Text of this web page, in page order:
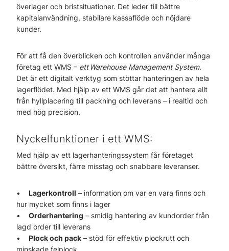
överlager och bristsituationer. Det leder till bättre
kapitalanvändning, stabilare kassaflöde och nöjdare
kunder.
För att få den överblicken och kontrollen använder många
företag ett WMS – ett Warehouse Management System.
Det är ett digitalt verktyg som stöttar hanteringen av hela
lagerflödet. Med hjälp av ett WMS går det att hantera allt
från hyllplacering till packning och leverans – i realtid och
med hög precision.
Nyckelfunktioner i ett WMS:
Med hjälp av ett lagerhanteringssystem får företaget
bättre översikt, färre misstag och snabbare leveranser.
• Lagerkontroll – information om var en vara finns och
hur mycket som finns i lager
• Orderhantering – smidig hantering av kundorder från
lagd order till leverans
• Plock och pack – stöd för effektiv plockrutt och
minskade felplock